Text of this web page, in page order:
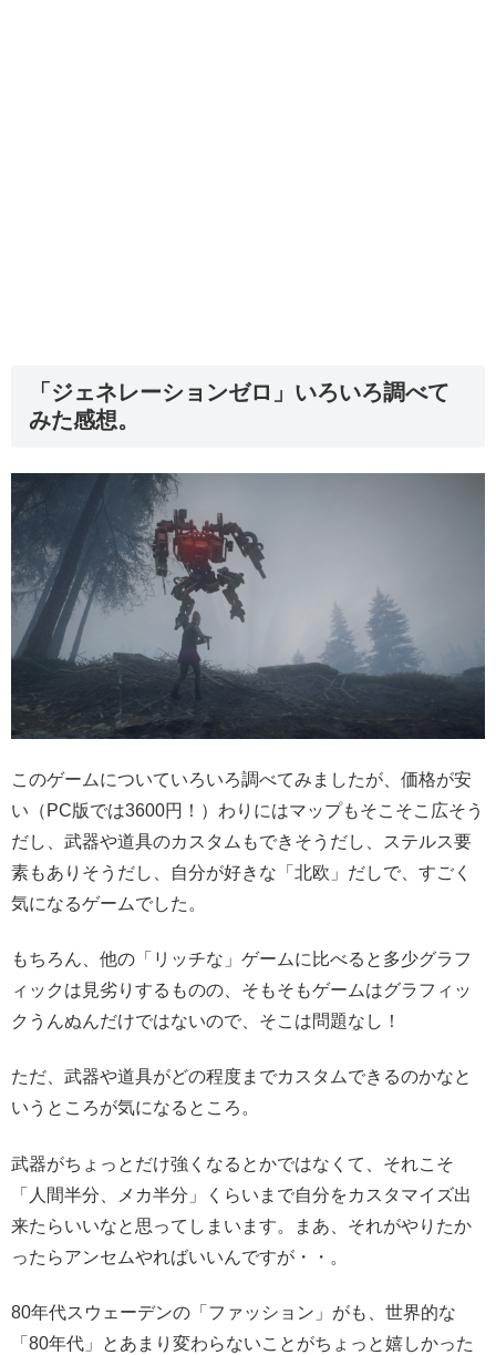
「ジェネレーションゼロ」いろいろ調べて
みた感想。
このゲームについていろいろ調べてみましたが、価格が安
い（PC版では3600円！）わりにはマップもそこそこ広そう
だし、武器や道具のカスタムもできそうだし、ステルス要
素もありそうだし、自分が好きな「北欧」だしで、すごく
気になるゲームでした。
もちろん、他の「リッチな」ゲームに比べると多少グラフ
ィックは見劣りするものの、そもそもゲームはグラフィッ
クうんぬんだけではないので、そこは問題なし！
ただ、武器や道具がどの程度までカスタムできるのかなと
いうところが気になるところ。
武器がちょっとだけ強くなるとかではなくて、それこそ
「人間半分、メカ半分」くらいまで自分をカスタマイズ出
来たらいいなと思ってしまいます。まあ、それがやりたか
ったらアンセムやればいいんですが・・。
80年代スウェーデンの「ファッション」がも、世界的な
「80年代」とあまり変わらないことがちょっと嬉しかった